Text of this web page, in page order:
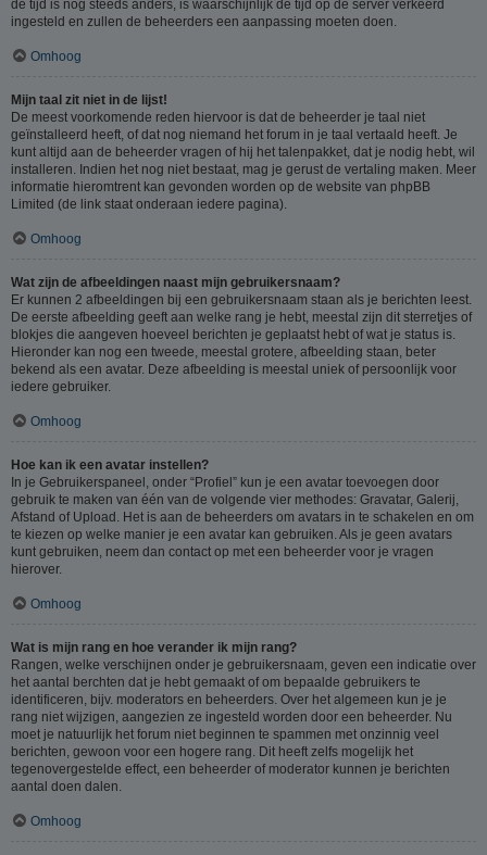
de tijd is nog steeds anders, is waarschijnlijk de tijd op de server verkeerd
ingesteld en zullen de beheerders een aanpassing moeten doen.
Omhoog
Mijn taal zit niet in de lijst!
De meest voorkomende reden hiervoor is dat de beheerder je taal niet
geïnstalleerd heeft, of dat nog niemand het forum in je taal vertaald heeft. Je
kunt altijd aan de beheerder vragen of hij het talenpakket, dat je nodig hebt, wil
installeren. Indien het nog niet bestaat, mag je gerust de vertaling maken. Meer
informatie hieromtrent kan gevonden worden op de website van phpBB
Limited (de link staat onderaan iedere pagina).
Omhoog
Wat zijn de afbeeldingen naast mijn gebruikersnaam?
Er kunnen 2 afbeeldingen bij een gebruikersnaam staan als je berichten leest.
De eerste afbeelding geeft aan welke rang je hebt, meestal zijn dit sterretjes of
blokjes die aangeven hoeveel berichten je geplaatst hebt of wat je status is.
Hieronder kan nog een tweede, meestal grotere, afbeelding staan, beter
bekend als een avatar. Deze afbeelding is meestal uniek of persoonlijk voor
iedere gebruiker.
Omhoog
Hoe kan ik een avatar instellen?
In je Gebruikerspaneel, onder “Profiel” kun je een avatar toevoegen door
gebruik te maken van één van de volgende vier methodes: Gravatar, Galerij,
Afstand of Upload. Het is aan de beheerders om avatars in te schakelen en om
te kiezen op welke manier je een avatar kan gebruiken. Als je geen avatars
kunt gebruiken, neem dan contact op met een beheerder voor je vragen
hierover.
Omhoog
Wat is mijn rang en hoe verander ik mijn rang?
Rangen, welke verschijnen onder je gebruikersnaam, geven een indicatie over
het aantal berchten dat je hebt gemaakt of om bepaalde gebruikers te
identificeren, bijv. moderators en beheerders. Over het algemeen kun je je
rang niet wijzigen, aangezien ze ingesteld worden door een beheerder. Nu
moet je natuurlijk het forum niet beginnen te spammen met onzinnig veel
berichten, gewoon voor een hogere rang. Dit heeft zelfs mogelijk het
tegenovergestelde effect, een beheerder of moderator kunnen je berichten
aantal doen dalen.
Omhoog